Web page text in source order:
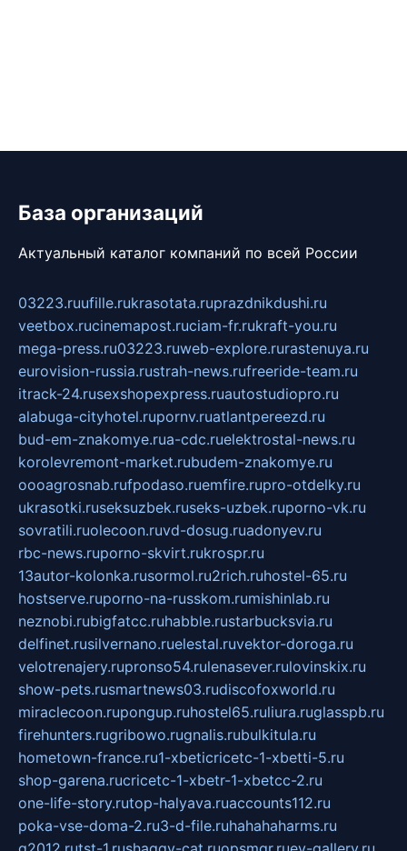
База организаций
Актуальный каталог компаний по всей России
03223.ruufille.rukrasotata.ruprazdnikdushi.ru
veetbox.rucinemapost.ruciam-fr.rukraft-you.ru
mega-press.ru03223.ruweb-explore.rurastenuya.ru
eurovision-russia.rustrah-news.rufreeride-team.ru
itrack-24.rusexshopexpress.ruautostudiopro.ru
alabuga-cityhotel.rupornv.ruatlantpereezd.ru
bud-em-znakomye.rua-cdc.ruelektrostal-news.ru
korolevremont-market.rubudem-znakomye.ru
oooagrosnab.rufpodaso.ruemfire.rupro-otdelky.ru
ukrasotki.ruseksuzbek.ruseks-uzbek.ruporno-vk.ru
sovratili.ruolecoon.ruvd-dosug.ruadonyev.ru
rbc-news.ruporno-skvirt.rukrospr.ru
13autor-kolonka.rusormol.ru2rich.ruhostel-65.ru
hostserve.ruporno-na-russkom.rumishinlab.ru
neznobi.rubigfatcc.ruhabble.rustarbucksvia.ru
delfinet.rusilvernano.ruelestal.ruvektor-doroga.ru
velotrenajery.rupronso54.rulenasever.rulovinskix.ru
show-pets.rusmartnews03.rudiscofoxworld.ru
miraclecoon.rupongup.ruhostel65.ruliura.ruglasspb.ru
firehunters.rugribowo.rugnalis.rubulkitula.ru
hometown-france.ru1-xbeticricetc-1-xbetti-5.ru
shop-garena.rucricetc-1-xbetr-1-xbetcc-2.ru
one-life-story.rutop-halyava.ruaccounts112.ru
poka-vse-doma-2.ru3-d-file.ruhahahaharms.ru